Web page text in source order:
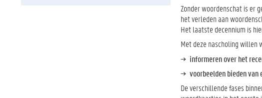
Zonder woordenschat is er
het verleden aan
Het laatste decennium is
Met deze nascholing willen
informeren over het
voorbeelden bieden
De verschillende fases